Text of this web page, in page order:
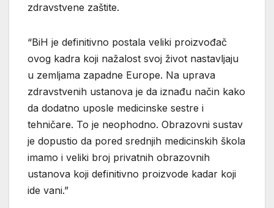
zdravstvene zaštite.
“BiH je definitivno postala veliki proizvođač
ovog kadra koji nažalost svoj život nastavljaju
u zemljama zapadne Europe. Na uprava
zdravstvenih ustanova je da iznađu način kako
da dodatno uposle medicinske sestre i
tehničare. To je neophodno. Obrazovni sustav
je dopustio da pored srednjih medicinskih škola
imamo i veliki broj privatnih obrazovnih
ustanova koji definitivno proizvode kadar koji
ide vani.”